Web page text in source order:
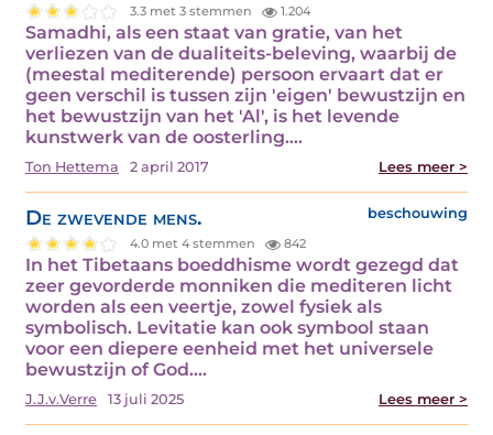
3.3 met 3 stemmen 1.204
Samadhi, als een staat van gratie, van het
verliezen van de dualiteits-beleving, waarbij de
(meestal mediterende) persoon ervaart dat er
geen verschil is tussen zijn 'eigen' bewustzijn en
het bewustzijn van het 'Al', is het levende
kunstwerk van de oosterling.…
Ton Hettema 2 april 2017 Lees meer >
De zwevende mens. beschouwing
4.0 met 4 stemmen 842
In het Tibetaans boeddhisme wordt gezegd dat
zeer gevorderde monniken die mediteren licht
worden als een veertje, zowel fysiek als
symbolisch. Levitatie kan ook symbool staan
voor een diepere eenheid met het universele
bewustzijn of God.…
J.J.v.Verre 13 juli 2025 Lees meer >